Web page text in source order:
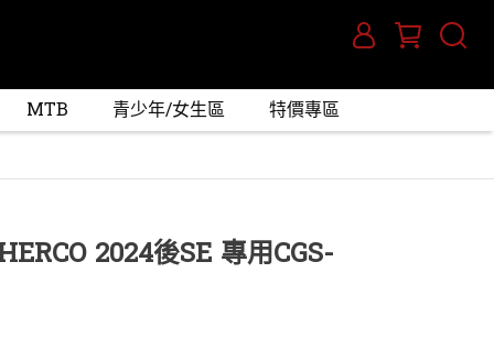
MTB 青少年/女生區 特價專區
2024後SE 專用CGS-